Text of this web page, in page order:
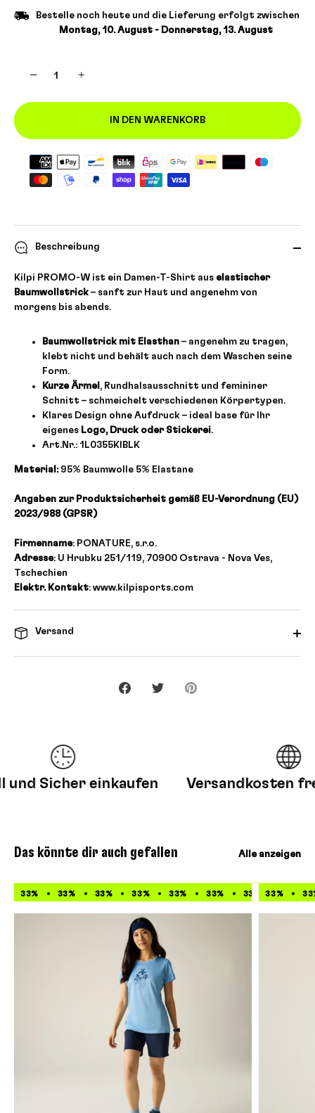
Bestelle noch heute und die Lieferung erfolgt zwischen
Montag, 10. August - Donnerstag, 13. August
− +
IN DEN WARENKORB
Beschreibung
Kilpi PROMO-W ist ein Damen-T-Shirt aus elastischer
Baumwollstrick – sanft zur Haut und angenehm von
morgens bis abends.
Baumwollstrick mit Elasthan – angenehm zu tragen,
klebt nicht und behält auch nach dem Waschen seine
Form.
Kurze Ärmel , Rundhalsausschnitt und femininer
Schnitt – schmeichelt verschiedenen Körpertypen.
Klares Design ohne Aufdruck – ideal base für Ihr
eigenes Logo, Druck oder Stickerei.
Art.Nr.: 1L0355KIBLK
Material:95% Baumwolle 5% Elastane
Angaben zur Produktsicherheit gemäß EU-Verordnung (EU)
2023/988 (GPSR)
Firmenname: PONATURE, s.r.o.
Adresse: U Hrubku 251/119, 70900 Ostrava - Nova Ves,
Tschechien
Elektr. Kontakt: www.kilpisports.com
Versand
Teilen TwitternPinnen
Sicher einkaufen Versandkosten frei
Das könnte dir auch gefallen Alle anzeigen
33% 33% 33% 33% 33% 33% 33% 33%
33%